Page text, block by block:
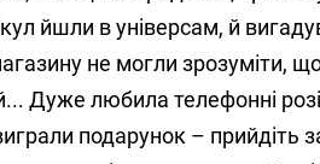
йшли в універсам, й
не могли зрозуміти, що
Дуже любила телефонні
подарунок – прийдіть